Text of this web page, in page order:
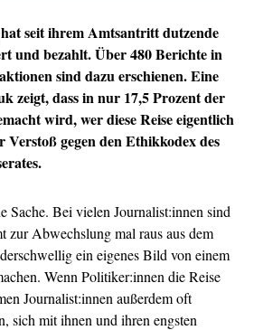
seit ihrem Amtsantritt dutzende
und bezahlt. Über 480 Berichte in
sind dazu erschienen. Eine
zeigt, dass in nur 17,5 Prozent der
wird, wer diese Reise eigentlich
gegen den Ethikkodex des
Sache. Bei vielen Journalist:innen sind
zur Abwechslung mal raus aus dem
ein eigenes Bild von einem
Wenn Politiker:innen die Reise
Journalist:innen außerdem oft
sich mit ihnen und ihren engsten